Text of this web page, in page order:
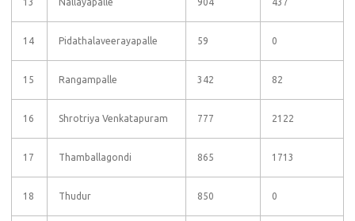
14 Pidathalaveerayapalle 59 0
15 Rangampalle 342 82
16 Shrotriya Venkatapuram 777 2122
17 Thamballagondi 865 1713
18 Thudur 850 0